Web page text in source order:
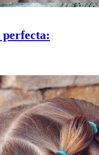
perfecta: